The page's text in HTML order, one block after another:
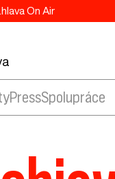
On Air
PressSpolupráce